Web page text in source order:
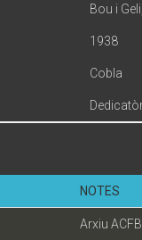
Bou i
1938
Cobla
NOTES
Arxiu